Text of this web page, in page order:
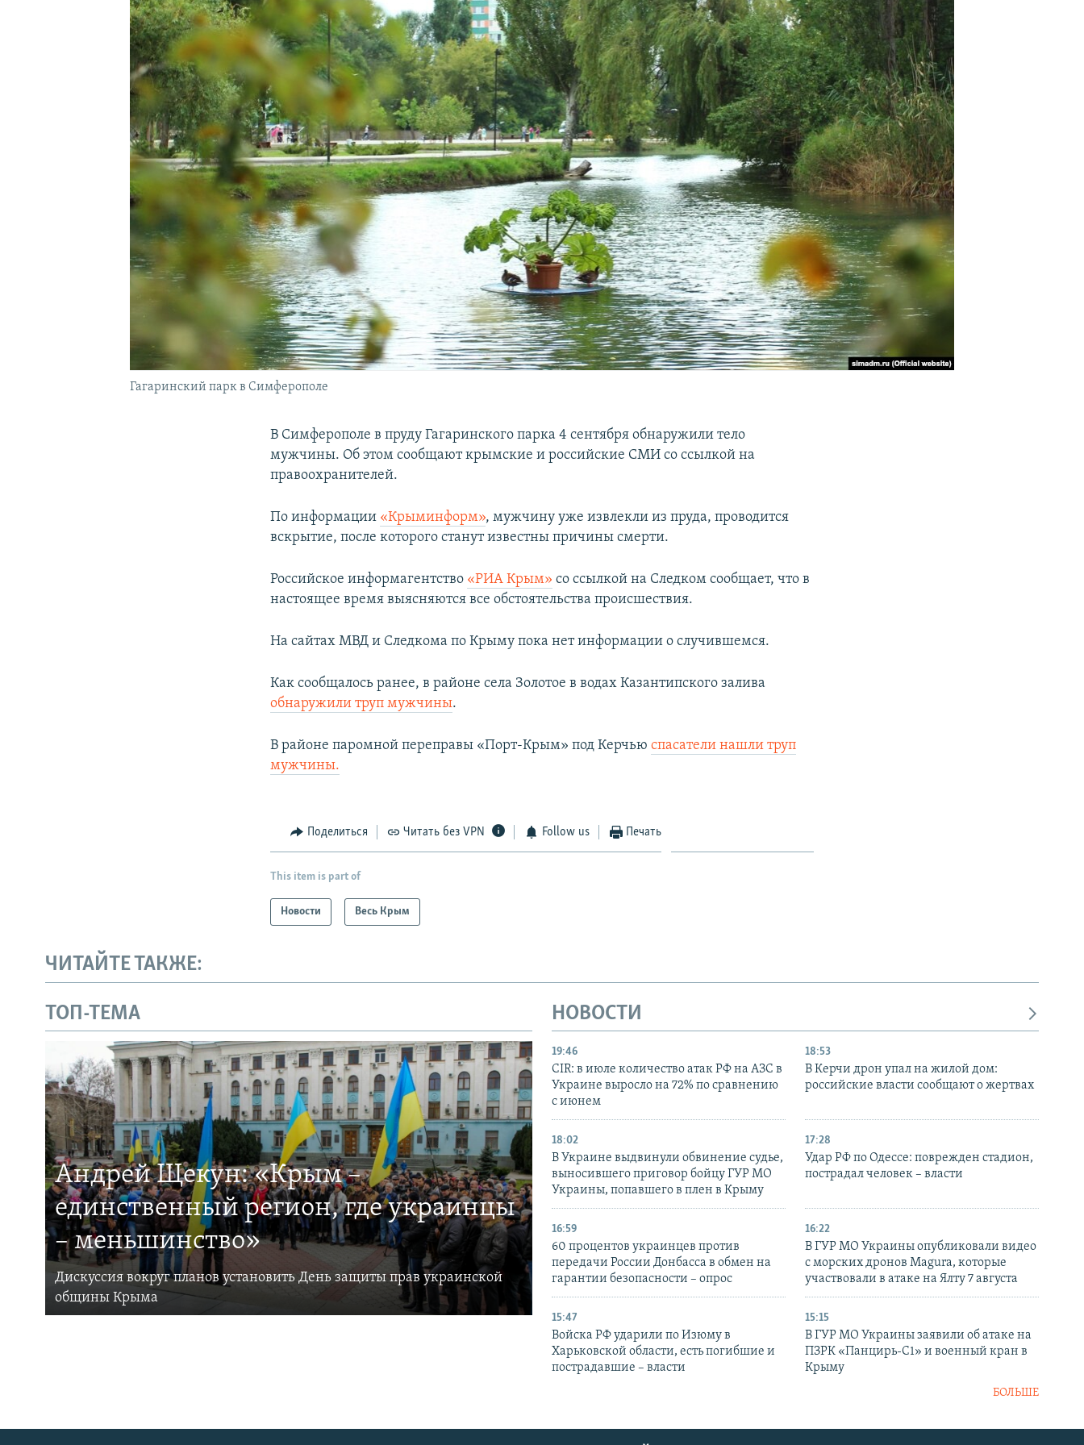
КРЫМ.НЕПОКОРЕННЫЙ
УКРАИНСКАЯ ПРОБЛЕМА КРЫМА
Гагаринский парк в Симферополе
В Симферополе в пруду Гагаринского парка 4 сентября обнаружили тело
мужчины. Об этом сообщают крымские и российские СМИ со ссылкой на
правоохранителей.
По информации «Крыминформ», мужчину уже извлекли из пруда, проводится
вскрытие, после которого станут известны причины смерти.
Российское информагентство «РИА Крым» со ссылкой на Следком сообщает, что в
настоящее время выясняются все обстоятельства происшествия.
На сайтах МВД и Следкома по Крыму пока нет информации о случившемся.
Как сообщалось ранее, в районе села Золотое в водах Казантипского залива
обнаружили труп мужчины.
В районе паромной переправы «Порт-Крым» под Керчьюспасатели нашли труп
мужчины.
Поделиться Читать без VPN Follow us Печать
This item is part of
Новости Весь Крым
ЧИТАЙТЕ ТАКЖЕ:
ТОП-ТЕМА
Андрей Щекун: «Крым –
единственный регион, где украинцы
– меньшинство»
Дискуссия вокруг планов установить День защиты прав украинской
общины Крыма
НОВОСТИ
19:46
CIR: в июле количество атак РФ на АЗС в
Украине выросло на 72% по сравнению
с июнем
18:53
В Керчи дрон упал на жилой дом:
российские власти сообщают о жертвах
18:02
В Украине выдвинули обвинение судье,
выносившего приговор бойцу ГУР МО
Украины, попавшего в плен в Крыму
17:28
Удар РФ по Одессе: поврежден стадион,
пострадал человек – власти
16:59
60 процентов украинцев против
передачи России Донбасса в обмен на
гарантии безопасности – опрос
16:22
В ГУР МО Украины опубликовали видео
с морских дронов Magura, которые
участвовали в атаке на Ялту 7 августа
15:47
Войска РФ ударили по Изюму в
Харьковской области, есть погибшие и
пострадавшие – власти
15:15
В ГУР МО Украины заявили об атаке на
ПЗРК «Панцирь-С1» и военный кран в
Крыму
БОЛЬШЕ